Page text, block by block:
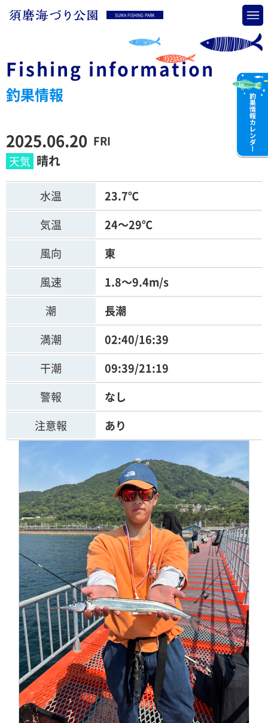
SUMA FISHING PARK
Fishing information
釣果情報
2025.06.20 FRI
晴れ
水温
23.7℃
気温
24～29℃
風向
東
風速
1.8～9.4m/s
潮
長潮
満潮
02:40/16:39
干潮
09:39/21:19
警報
なし
注意報
あり